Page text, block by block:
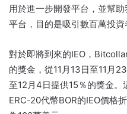
用於進一步開發平台，並幫
平台，目的是吸引數百萬投資
對於即將到來的IEO，
的獎金，從11月13日至11月
至12月4日提供15％的獎金
ERC-20代幣BOR的IEO價格